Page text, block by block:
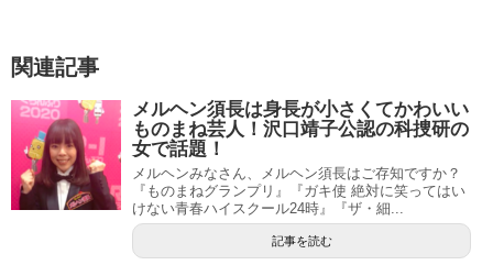
関連記事
メルヘン須長は身長が小さくてかわいい
ものまね芸人！沢口靖子公認の科捜研の
女で話題！
メルヘンみなさん、メルヘン須長はご存知ですか？
『ものまねグランプリ』『ガキ使 絶対に笑ってはい
けない青春ハイスクール24時』『ザ・細...
記事を読む